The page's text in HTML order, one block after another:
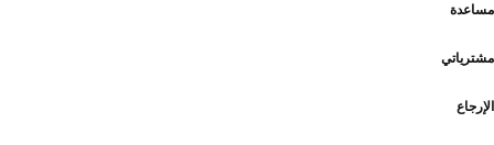
مساعدة
مشترياتي
الإرجاع